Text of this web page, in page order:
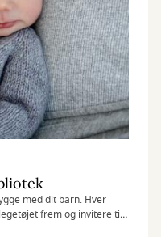
med dit barn. Hver
frem og invitere til